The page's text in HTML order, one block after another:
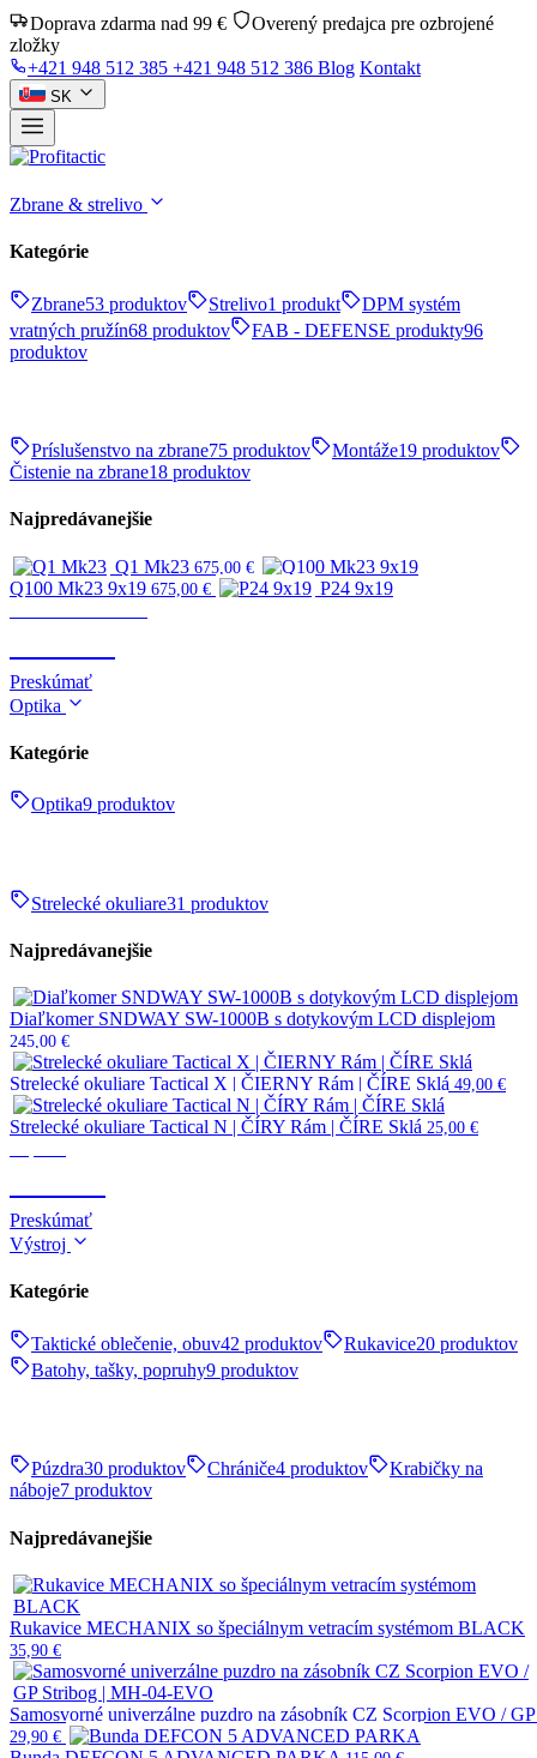
Doprava zdarma nad 99 €
Overený predajca pre ozbrojené
zložky
+421 948 512 385 +421 948 512 386 Blog Kontakt
SK
Zbrane & strelivo
Kategórie
Zbrane53 produktov Strelivo1 produkt
DPM systém
vratných pružín68 produktov FAB - DEFENSE produkty96
produktov
Príslušenstvo na zbrane75 produktov Montáže19 produktov
Čistenie na zbrane18 produktov
Najpredávanejšie
Q1 Mk23 675,00 €
Q100 Mk23 9x19 675,00 €
P24 9x19
Preskúmať
Optika
Kategórie
Optika9 produktov
Strelecké okuliare31 produktov
Najpredávanejšie
Diaľkomer SNDWAY SW-1000B s dotykovým LCD displejom
245,00 €
Strelecké okuliare Tactical X | ČIERNY Rám | ČÍRE Sklá 49,00 €
Strelecké okuliare Tactical N | ČÍRY Rám | ČÍRE Sklá 25,00 €
Preskúmať
Výstroj
Kategórie
Taktické oblečenie, obuv42 produktov Rukavice20 produktov
Batohy, tašky, popruhy9 produktov
Púzdra30 produktov Chrániče4 produktov
Krabičky na
náboje7 produktov
Najpredávanejšie
Rukavice MECHANIX so špeciálnym vetracím systémom BLACK
35,90 €
Samosvorné univerzálne puzdro na zásobník CZ Scorpion EVO /
29,90 €